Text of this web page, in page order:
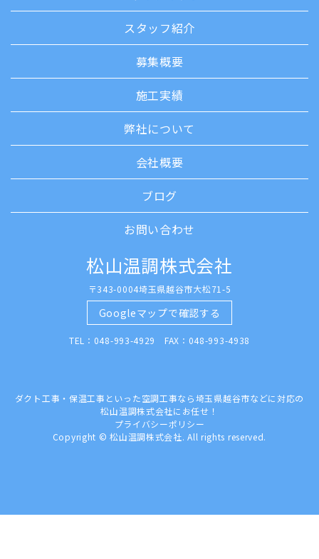
スタッフ紹介
募集概要
施工実績
弊社について
会社概要
ブログ
お問い合わせ
松山温調株式会社
〒343-0004埼玉県越谷市大松71-5
Googleマップで確認する
TEL：048-993-4929 FAX：048-993-4938
ダクト工事・保温工事といった空調工事なら埼玉県越谷市などに対応の
松山温調株式会社にお任せ！
プライバシーポリシー
Copyright © 松山温調株式会社. All rights reserved.